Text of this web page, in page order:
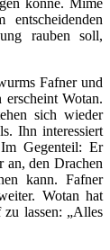
könne. Mime
rauben soll,
Fafner und
erscheint Wotan.
sich wieder
Ihn interessiert
Gegenteil: Er
an, den Drachen
kann. Fafner
Wotan hat
lassen: „Alles